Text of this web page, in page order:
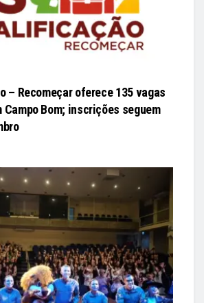
– Recomeçar oferece 135 vagas
Campo Bom; inscrições seguem